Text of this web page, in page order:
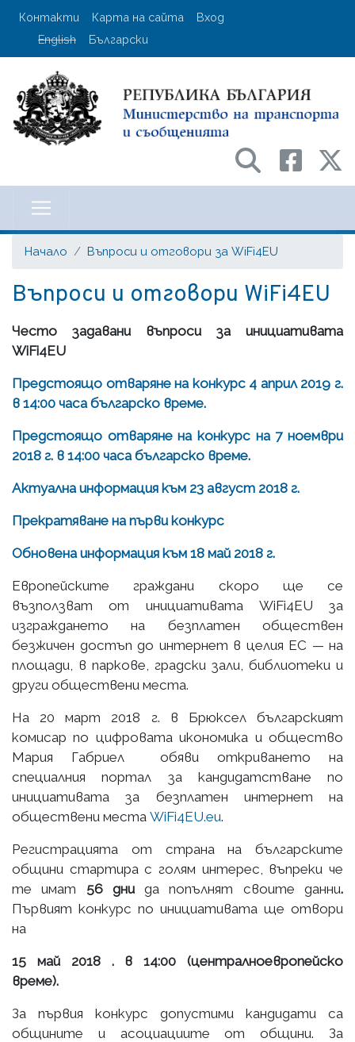
Премини
User account menu
Контакти Карта на сайта
Вход
English
Български
на транспорта
Начало Въпроси и отговори за WiFi4EU
Въпроси и отговори WiFi4EU
Често задавани въпроси за инициативата
WiFi4EU
Предстоящо отваряне на конкурс 4 април 2019 г.
в 14:00 часа българско време.
Предстоящо отваряне на конкурс на 7 ноември
2018 г. в 14:00 часа българско време.
Актуална информация към 23 август 2018 г.
Прекратяване на първи конкурс
Обновена информация към 18 май 2018 г.
Европейските граждани скоро ще се
възползват от инициативата WiFi4EU за
изграждането на безплатен обществен
безжичен достъп до интернет в целия ЕС — на
площади, в паркове, градски зали, библиотеки и
други обществени места.
На 20 март 2018 г. в Брюксел българският
комисар по цифровата икономика и общество
Мария Габриел обяви откриването на
специалния портал за кандидатстване по
инициативата за безплатен интернет на
обществени места WiFi4EU.eu.
Регистрацията от страна на българските
общини стартира с голям интерес, въпреки че
те имат 56 днида попълнят своите данни.
Първият конкурс по инициативата ще отвори
на
15 май 2018 . в 14:00 (централноевропейско
време).
За първия конкурс допустими кандидати са
общините и асоциациите от общини. За